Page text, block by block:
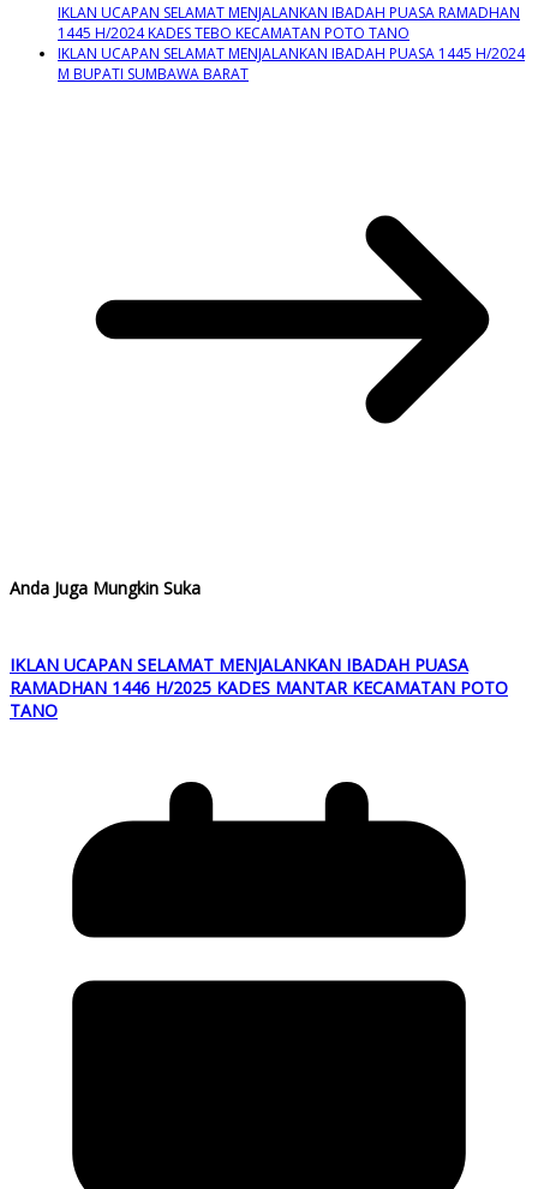
IKLAN UCAPAN SELAMAT MENJALANKAN IBADAH PUASA RAMADHAN
1445 H/2024 KADES TEBO KECAMATAN POTO TANO
IKLAN UCAPAN SELAMAT MENJALANKAN IBADAH PUASA 1445 H/2024
M BUPATI SUMBAWA BARAT
Anda Juga Mungkin Suka
IKLAN UCAPAN SELAMAT MENJALANKAN IBADAH PUASA
RAMADHAN 1446 H/2025 KADES MANTAR KECAMATAN POTO
TANO